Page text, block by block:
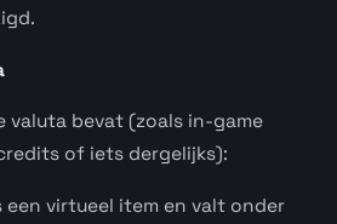
valuta bevat (zoals in-game
of iets dergelijks):
een virtueel item en valt onder